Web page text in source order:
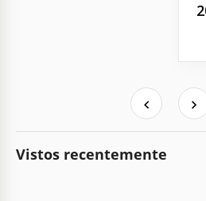
Vistos recentemente